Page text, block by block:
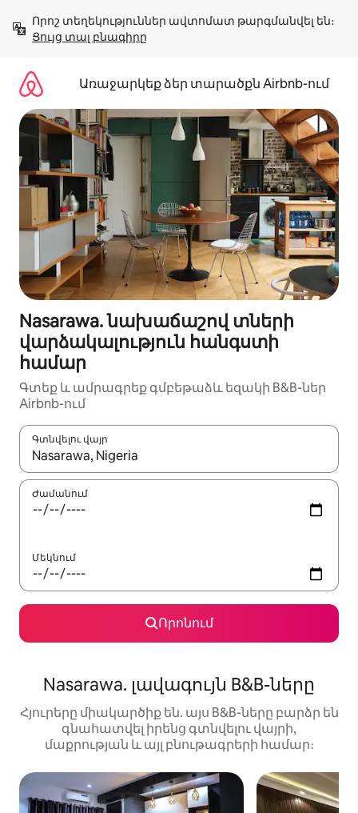
բովանդակությանը
Ցույց տալ բնագիրը
Առաջարկեք ձեր տարածքն Airbnb-ում
Nasarawa. նախաճաշով տների
վարձակալություն հանգստի
համար
Գտեք և ամրագրեք գմբեթաձև եզակի B&B-ներ
Airbnb-ում
Գտնվելու վայր
Երբ արդյունքները հասանելի լինեն, սլաքների
Ժամանում
Մեկնում
Որոնում
Nasarawa. լավագույն B&B-ները
Հյուրերը միակարծիք են. այս B&B-ները բարձր են
գնահատվել իրենց գտնվելու վայրի,
մաքրության և այլ բնութագրերի համար։